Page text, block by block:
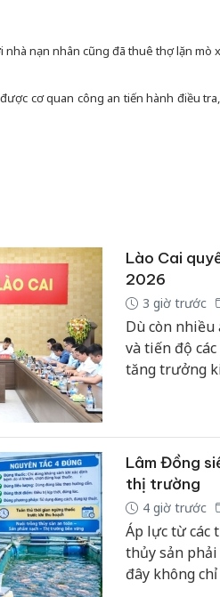
nhà nạn nhân cũng đã thuê thợ lặn mò
cơ quan công an tiến hành điều
Lào Cai
2026
3 giờ trước
Dù còn
và tiến độ
tăng trưởng
Lâm Đồng
thị trường
4 giờ trước
Áp lực từ các
thủy sản
đây không